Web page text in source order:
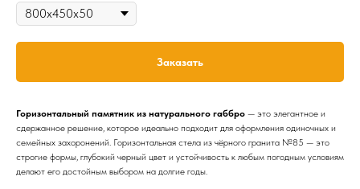
Заказать
Горизонтальный памятник из натурального габбро — это элегантное и
сдержанное решение, которое идеально подходит для оформления одиночных и
семейных захоронений. Горизонтальная стела из чёрного гранита №85 — это
строгие формы, глубокий черный цвет и устойчивость к любым погодным условиям
делают его достойным выбором на долгие годы.